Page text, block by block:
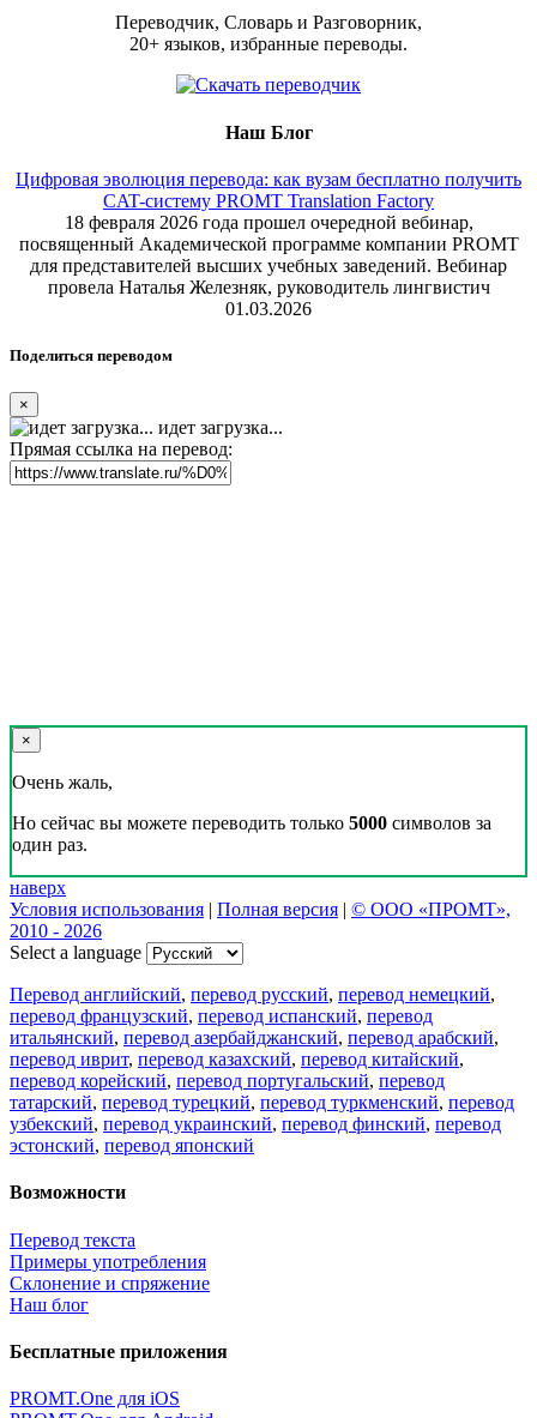
Переводчик, Словарь и Разговорник,
20+ языков, избранные переводы.
Наш Блог
Цифровая эволюция перевода: как вузам бесплатно получить
CAT-систему PROMT Translation Factory
18 февраля 2026 года прошел очередной вебинар,
посвященный Академической программе компании PROMT
для представителей высших учебных заведений. Вебинар
провела Наталья Железняк, руководитель лингвистич
01.03.2026
Поделиться переводом
×
идет загрузка...
Прямая ссылка на перевод:
×
Очень жаль,
Но сейчас вы можете переводить только 5000 символов за
один раз.
наверх
Условия использования | Полная версия | © ООО «ПРОМТ»,
2010 - 2026
Select a language
Перевод английский, перевод русский, перевод немецкий,
перевод французский, перевод испанский, перевод
итальянский, перевод азербайджанский, перевод арабский,
перевод иврит, перевод казахский, перевод китайский,
перевод корейский, перевод португальский, перевод
татарский, перевод турецкий, перевод туркменский, перевод
узбекский, перевод украинский, перевод финский, перевод
эстонский, перевод японский
Возможности
Перевод текста
Примеры употребления
Склонение и спряжение
Наш блог
Бесплатные приложения
PROMT.One для iOS